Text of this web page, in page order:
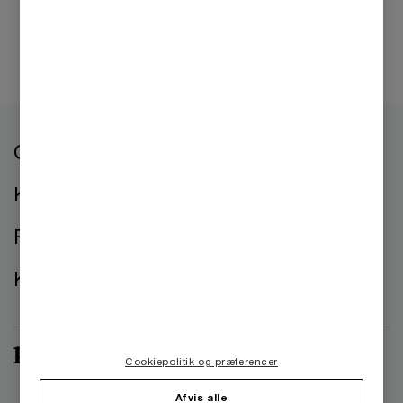
Om os
Kontorer
Presse
Kontakt os
Afvis alle
Cookiepolitik og præferencer